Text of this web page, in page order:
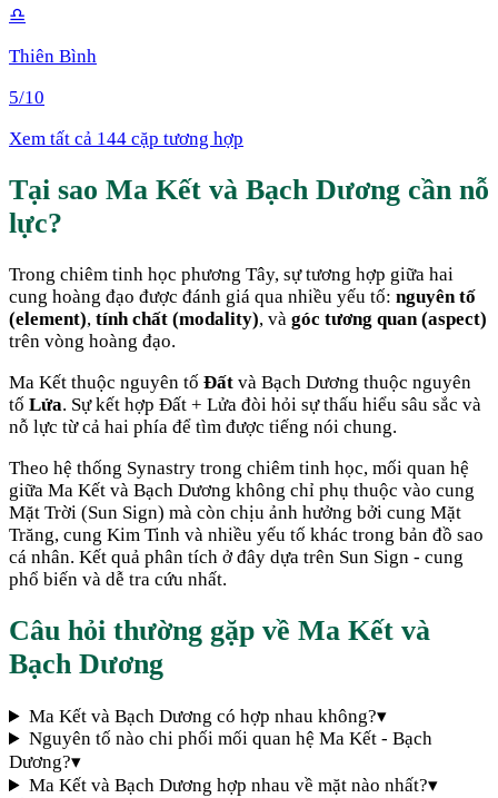
♎
Thiên Bình
5/10
Xem tất cả 144 cặp tương hợp
Tại sao Ma Kết và Bạch Dương cần nỗ
lực?
Trong chiêm tinh học phương Tây, sự tương hợp giữa hai
cung hoàng đạo được đánh giá qua nhiều yếu tố: nguyên tố
(element), tính chất (modality), và góc tương quan (aspect)
trên vòng hoàng đạo.
Ma Kết thuộc nguyên tố Đất và Bạch Dương thuộc nguyên
tố Lửa. Sự kết hợp Đất + Lửa đòi hỏi sự thấu hiểu sâu sắc và
nỗ lực từ cả hai phía để tìm được tiếng nói chung.
Theo hệ thống Synastry trong chiêm tinh học, mối quan hệ
giữa Ma Kết và Bạch Dương không chỉ phụ thuộc vào cung
Mặt Trời (Sun Sign) mà còn chịu ảnh hưởng bởi cung Mặt
Trăng, cung Kim Tinh và nhiều yếu tố khác trong bản đồ sao
cá nhân. Kết quả phân tích ở đây dựa trên Sun Sign - cung
phổ biến và dễ tra cứu nhất.
Câu hỏi thường gặp về Ma Kết và
Bạch Dương
Ma Kết và Bạch Dương có hợp nhau không?▾
Nguyên tố nào chi phối mối quan hệ Ma Kết - Bạch
Dương?▾
Ma Kết và Bạch Dương hợp nhau về mặt nào nhất?▾